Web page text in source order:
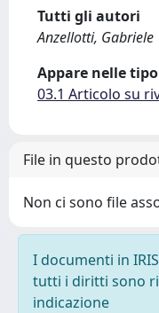
Tutti gli autori
Anzellotti, Gabriele
Appare nelle
03.1 Articolo su
File in questo
Non ci sono file
I documenti in
tutti i diritti sono
indicazione